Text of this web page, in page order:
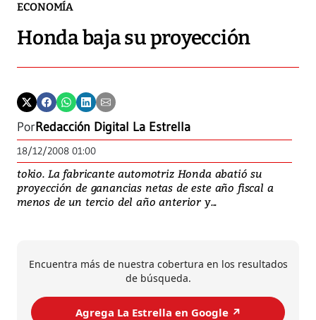
ECONOMÍA
Honda baja su proyección
PorRedacción Digital La Estrella
18/12/2008 01:00
tokio. La fabricante automotriz Honda abatió su
proyección de ganancias netas de este año fiscal a
menos de un tercio del año anterior y...
Encuentra más de nuestra cobertura en los resultados
de búsqueda.
Agrega La Estrella en Google ↗️